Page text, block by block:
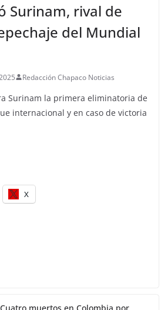
Surinam, rival de
del Mundial
Redacción Chapaco Noticias
Surinam la primera eliminatoria de
internacional y en caso de victoria
X